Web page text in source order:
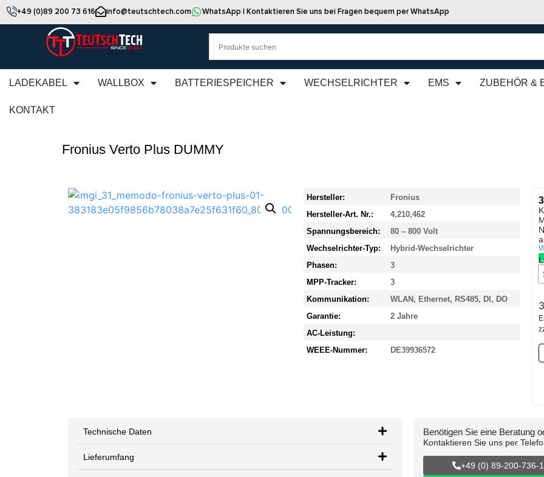
+49 (0)89 200 73 616 info@teutschtech.com WhatsApp | Kontaktieren Sie uns bei Fragen bequem per WhatsApp
LADEKABEL WALLBOX BATTERIESPEICHER WECHSELRICHTER EMS ZUBEHÖR &
KONTAKT
Fronius Verto Plus DUMMY
Hersteller:
Fronius
Hersteller-Art. Nr.:
4,210,462
Spannungsbereich:
80 – 800 Volt
Wechselrichter-Typ:
Hybrid-Wechselrichter
Phasen:
3
MPP-Tracker:
3
Kommunikation:
WLAN, Ethernet, RS485, DI, DO
Garantie:
2 Jahre
AC-Leistung:
WEEE-Nummer:
DE39936572
Technische Daten
Lieferumfang
Benötigen Sie eine Beratung
Kontaktieren Sie uns per
+49 (0) 89-200-736-